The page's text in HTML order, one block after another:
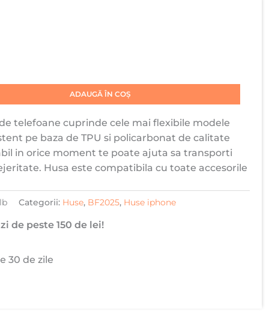
ADAUGĂ ÎN COȘ
telefoane cuprinde cele mai flexibile modele
pe baza de TPU si policarbonat de calitate
in orice moment te poate ajuta sa transporti
Husa este compatibila cu toate accesorile
Categorii: Huse, BF2025, Huse iphone
de peste 150 de lei!
30 de zile